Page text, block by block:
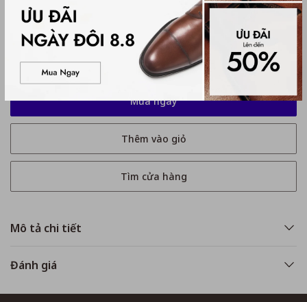
No Size
Mô tả chi tiết
Đánh giá
Mua ngay
Thêm vào giỏ
Tìm cửa hàng